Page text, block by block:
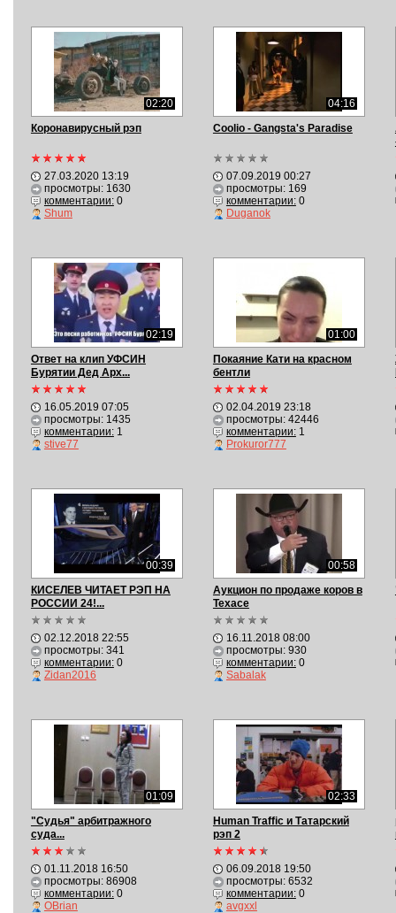
02:20
Коронавирусный рэп
27.03.2020 13:19
просмотры: 1630
комментарии:0
Shum
04:16
Coolio - Gangsta's Paradise
07.09.2019 00:27
просмотры: 169
комментарии:0
Duganok
02:19
Ответ на клип УФСИН
Бурятии Дед Арх...
16.05.2019 07:05
просмотры: 1435
комментарии:1
stive77
01:00
Покаяние Кати на красном
бентли
02.04.2019 23:18
просмотры: 42446
комментарии:1
Prokuror777
00:39
КИСЕЛЕВ ЧИТАЕТ РЭП НА
РОССИИ 24!...
02.12.2018 22:55
просмотры: 341
комментарии:0
Zidan2016
00:58
Аукцион по продаже коров в
Техасе
16.11.2018 08:00
просмотры: 930
комментарии:0
Sabalak
01:09
"Судья" арбитражного
суда...
01.11.2018 16:50
просмотры: 86908
комментарии:0
OBrian
02:33
Human Traffic и Татарский
рэп 2
06.09.2018 19:50
просмотры: 6532
комментарии:0
avgxxl